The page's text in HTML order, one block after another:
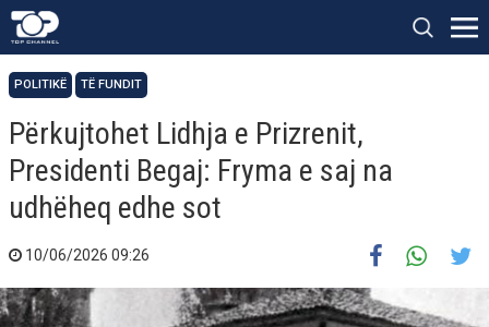
POLITIKË TË FUNDIT
Përkujtohet Lidhja e Prizrenit,
Presidenti Begaj: Fryma e saj na
udhëheq edhe sot
10/06/2026 09:26